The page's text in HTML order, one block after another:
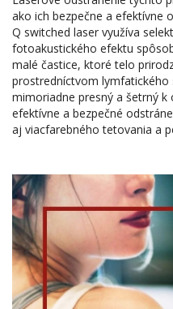
ako ich bezpečne a efektívne
Q switched laser využíva
fotoakustického efektu
malé častice, ktoré telo
prostredníctvom
mimoriadne presný a šetrný
efektívne a bezpečné
aj viacfarebného tetovania a